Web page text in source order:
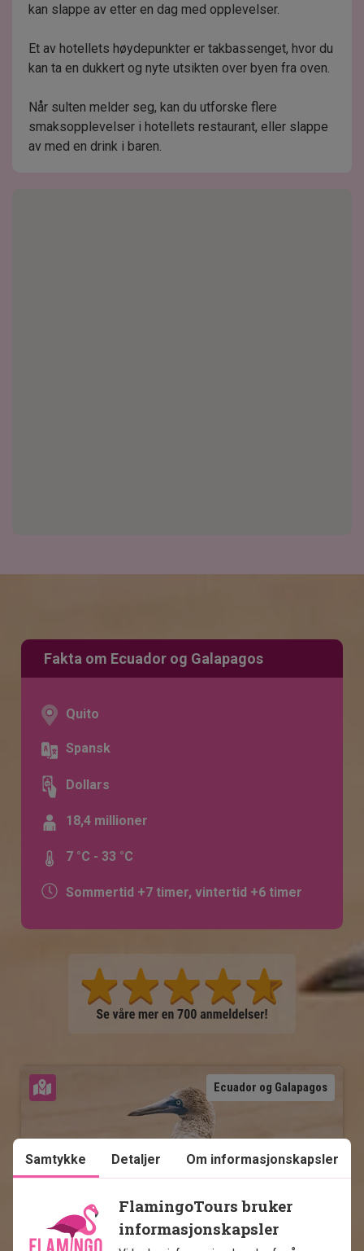
kan slappe av etter en dag med opplevelser.
Et av hotellets høydepunkter er takbassenget, hvor du
kan ta en dukkert og nyte utsikten over byen fra oven.
Når sulten melder seg, kan du utforske flere
smaksopplevelser i hotellets restaurant, eller slappe
av med en drink i baren.
Fakta om Ecuador og Galapagos
Quito
Spansk
Dollars
18,4 millioner
7 °C - 33 °C
Sommertid +7 timer, vintertid +6 timer
Ecuador og Galapagos
Ecuadors høydepunkter og
Samtykke Detaljer Om informasjonskapsler
FlamingoTours bruker
informasjonskapsler